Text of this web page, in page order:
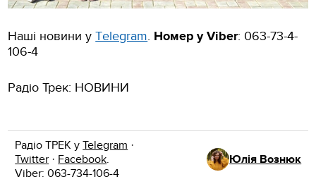
Наші новини уТelegram. Номер у Viber: 063-73-4-
106-4
Радіо Трек: НОВИНИ
Радіо ТРЕК уTelegram ·
Twitter · Facebook.
Viber: 063-734-106-4
Юлія Вознюк